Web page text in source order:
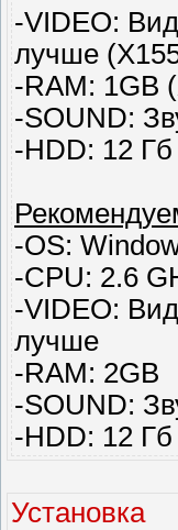
-VIDEO:
лучше
-RAM: 1GB
-SOUND:
-HDD: 12 Гб
-OS:
-CPU: 2.6
-VIDEO:
лучше
-RAM: 2GB
-SOUND:
-HDD: 12 Гб
Установка